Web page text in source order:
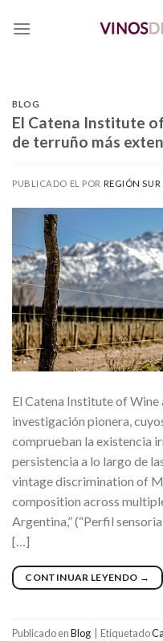
BLOG
El Catena Institute
de terruño más
PUBLICADO EL POR REGIÓN SUR
El Catena Institute of Wine
investigación pionera,
comprueban la existencia
persistencia a lo largo de
vintage discrimination of
composition across
Argentina,” (“Perfil
[…]
CONTINUAR LEYENDO →
Publicado enBlog Etiquetado